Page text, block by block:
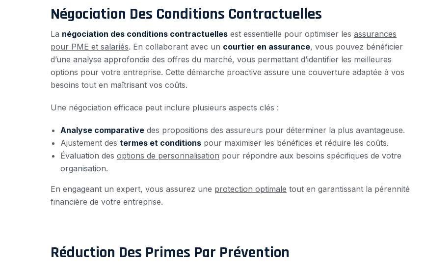
Négociation Des Conditions Contractuelles
La négociation des conditions contractuelles est essentielle pour optimiser les assurances
pour PME et salariés. En collaborant avec un courtier en assurance, vous pouvez bénéficier
d’une analyse approfondie des offres du marché, vous permettant d’identifier les meilleures
options pour votre entreprise. Cette démarche proactive assure une couverture adaptée à vos
besoins tout en maîtrisant vos coûts.
Une négociation efficace peut inclure plusieurs aspects clés :
Analyse comparative des propositions des assureurs pour déterminer la plus avantageuse.
Ajustement des termes et conditions pour maximiser les bénéfices et réduire les coûts.
Évaluation des options de personnalisation pour répondre aux besoins spécifiques de votre
organisation.
En engageant un expert, vous assurez une protection optimale tout en garantissant la pérennité
financière de votre entreprise.
Réduction Des Primes Par Prévention